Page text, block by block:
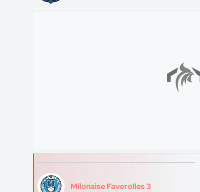
Milonaise Faverolles 3